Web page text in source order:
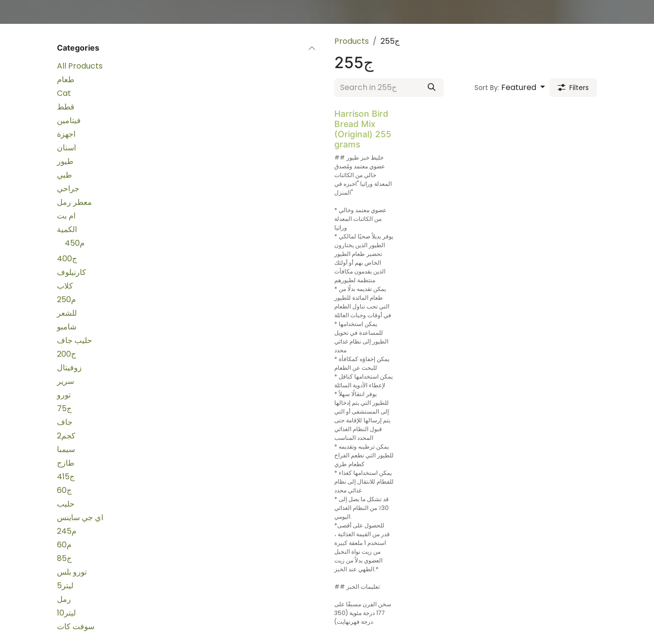
Categories
All Products
طعام
Cat
قطط
فيتامين
اجهزة
اسنان
طيور
طبي
جراحي
معطر رمل
ام بت
الكمية
450م
400ج
كارنيلوف
كلاب
250م
للشعر
شامبو
حليب جاف
200ج
زوفيتال
سرير
تورو
75ج
جاف
2كجم
سيمبا
طازج
415ج
60ج
حليب
اي جي ساينس
245م
60م
85ج
تورو بلس
5ليتر
رمل
10ليتر
سوفت كات
Products 255ج
255ج
Sort By: Featured Filters
Harrison Bird
Bread Mix
(Original) 255
grams
## خليط خبز طيور
عضوي معتمد ومُصدق
خالي من الكائنات
المعدلة وراثيا "اخبزه في
المنزل"
* عضوي معتمد وخالي
من الكائنات المعدلة
وراثيا
* يوفر بديلاً صحيًا لمالكي
الطيور الذين يختارون
تحضير طعام الطيور
الخاص بهم أو أولئك
الذين يقدمون مكافآت
منتظمة لطيورهم
* يمكن تقديمه بدلًا من
طعام المائدة للطيور
التي تحب تناول الطعام
في أوقات وجبات العائلة
* يمكن استخدامها
للمساعدة في تحويل
الطيور إلى نظام غذائي
محدد
* يمكن إخفاؤه كمكافأة
للبحث عن الطعام
* يمكن استخدامها كناقل
لإعطاء الأدوية السائلة
* يوفر انتقالًا سهلاً
للطيور التي يتم إدخالها
إلى المستشفى أو التي
يتم إرسالها للإقامة حتى
قبول النظام الغذائي
المحدد المناسب
* يمكن ترطيبه وتقديمه
للطيور التي تطعم الفراخ
كطعام طري
* يمكن استخدامها كغذاء
للفطام للانتقال إلى نظام
غذائي محدد
* قد تشكل ما يصل إلى
30٪ من النظام الغذائي
اليومي.
*للحصول على أقصى
قدر من القيمة الغذائية ،
استخدم 1 ملعقة كبيرة
من زيت نواة النخيل
العضوي بدلاً من زيت
الطهي عند الخبز.*
## تعليمات الخبز:
سخن الفرن مسبقًا على
177 درجة مئوية (350
درجة فهرنهايت).